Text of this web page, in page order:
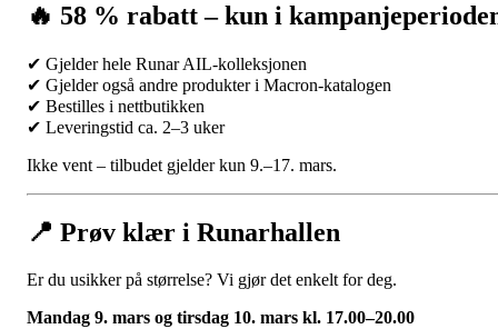
🔥 58 % rabatt – kun i
✔ Gjelder hele Runar AIL-kolleksjonen
✔ Gjelder også andre produkter i Macron-katalogen
✔ Bestilles i nettbutikken
✔ Leveringstid ca. 2–3 uker
Ikke vent – tilbudet gjelder kun 9.–17. mars.
📍 Prøv klær i Runarhallen
Er du usikker på størrelse? Vi gjør det enkelt for deg.
Mandag 9. mars og tirsdag 10. mars kl. 17.00–20.00